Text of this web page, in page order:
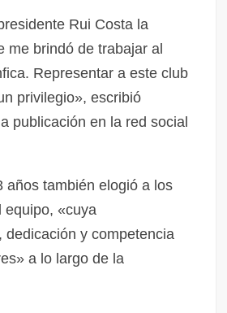
Rui Costa la
me brindó de trabajar al
Representar a este club
privilegio», escribió
publicación en la red social
años también elogió a los
equipo, «cuya
dedicación y competencia
a lo largo de la